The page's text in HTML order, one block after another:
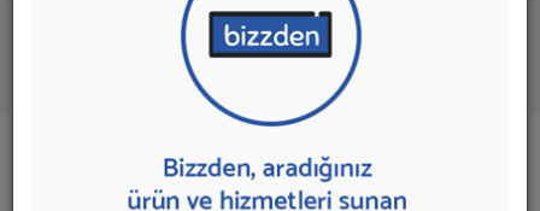
Akvaryum Malzemeleri
İlk 2 Firmaya Mesaj Gönder